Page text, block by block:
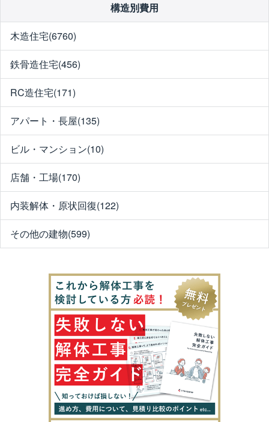
構造別費用
木造住宅(6760)
鉄骨造住宅(456)
RC造住宅(171)
アパート・長屋(135)
ビル・マンション(10)
店舗・工場(170)
内装解体・原状回復(122)
その他の建物(599)